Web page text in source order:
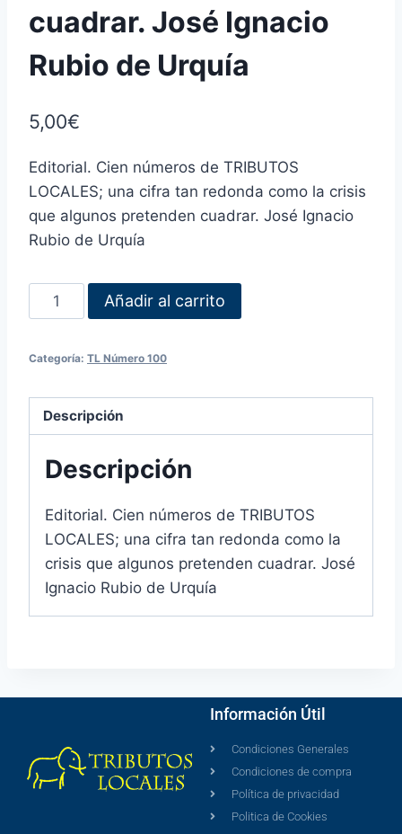
cuadrar. José Ignacio
Rubio de Urquía
5,00€
Editorial. Cien números de TRIBUTOS
LOCALES; una cifra tan redonda como la crisis
que algunos pretenden cuadrar. José Ignacio
Rubio de Urquía
Añadir al carrito
Categoría: TL Número 100
Descripción
Descripción
Editorial. Cien números de TRIBUTOS
LOCALES; una cifra tan redonda como la
crisis que algunos pretenden cuadrar. José
Ignacio Rubio de Urquía
Información Útil
Condiciones Generales
Condiciones de compra
Política de privacidad
Politica de Cookies